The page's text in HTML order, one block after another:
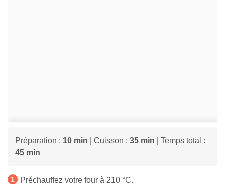
Préparation : 10 min | Cuisson : 35 min | Temps total :
45 min
Préchauffez votre four à 210 °C.